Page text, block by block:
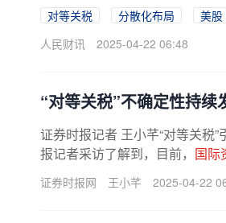
对等关税 分散化布局
美股
人民财讯
2025-04-22 06:48
“对等关税”不确定性持续
证券时报记者 王小芊“对等关税
报记者采访了解到，目前， 国际
度。同时，受到长期收益率曲线...
证券时报网 王小芊 2025-04-22